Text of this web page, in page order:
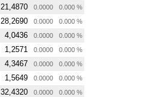
21,4870 0.0000 0.000 %
28,2690 0.0000 0.000 %
4,0436 0.0000 0.000 %
1,2571 0.0000 0.000 %
4,3467 0.0000 0.000 %
1,5649 0.0000 0.000 %
32,4320 0.0000 0.000 %